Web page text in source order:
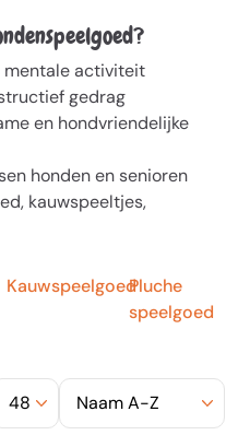
mentale activiteit
gedrag
en hondvriendelijke
honden en senioren
kauwspeeltjes,
KauwspeelgoedPluche
speelgoed